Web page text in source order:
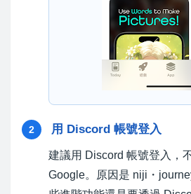
2 用 Discord 帳號登入
建議用 Discord 帳號登入，
Google。原因是 niji・